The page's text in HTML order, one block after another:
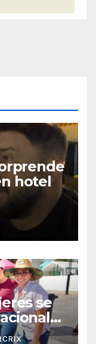
hotel
se